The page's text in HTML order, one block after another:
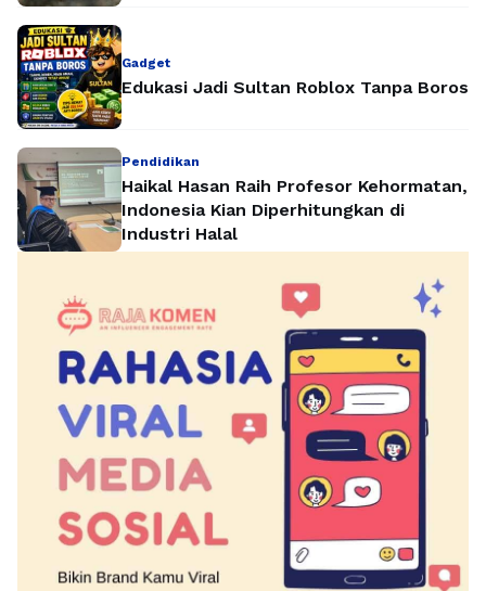
Gadget
Edukasi Jadi Sultan Roblox Tanpa Boros
Pendidikan
Haikal Hasan Raih Profesor Kehormatan,
Indonesia Kian Diperhitungkan di
Industri Halal